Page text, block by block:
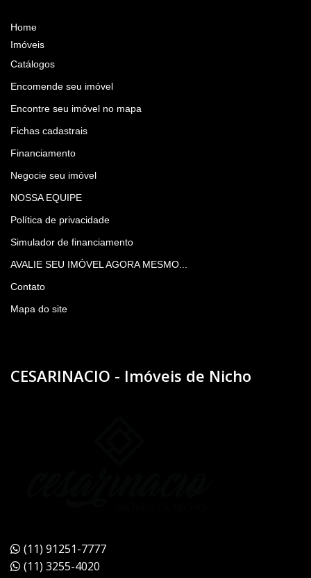
Home
Imóveis
Catálogos
Encomende seu imóvel
Encontre seu imóvel no mapa
Fichas cadastrais
Financiamento
Negocie seu imóvel
NOSSA EQUIPE
Política de privacidade
Simulador de financiamento
AVALIE SEU IMÓVEL AGORA MESMO...
Contato
Mapa do site
CESARINACIO - Imóveis de Nicho
(11) 91251-7777
(11) 3255-4020